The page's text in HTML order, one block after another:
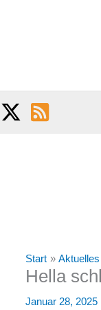
Start Aktuelles
Hella
Januar 28, 2025